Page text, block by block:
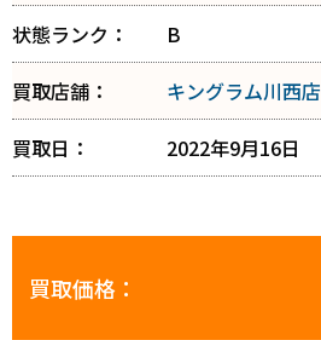
状態ランク：
B
買取店舗：
キングラム川西店
買取日：
2022年9月16日
買取価格：